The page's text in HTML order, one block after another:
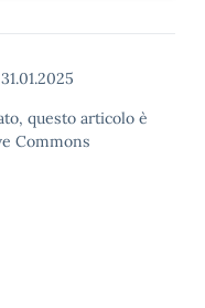
31.01.2025
questo articolo è
Commons